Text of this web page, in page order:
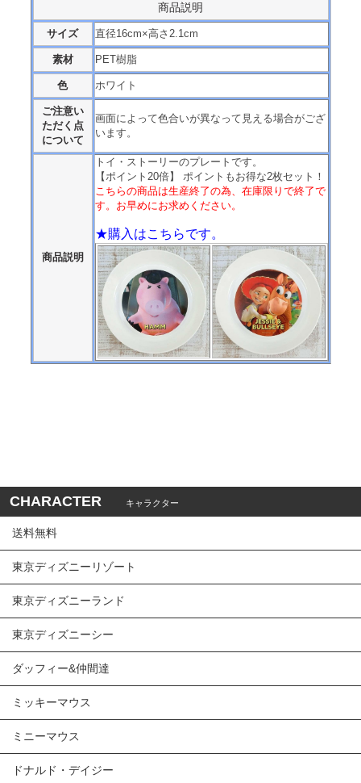
商品説明
サイズ 直径16cm×高さ2.1cm
素材 PET樹脂
色 ホワイト
ご注意い
ただく点
について
画面によって色合いが異なって見える場合がござ
います。
商品説明
トイ・ストーリーのプレートです。
【ポイント20倍】 ポイントもお得な2枚セット！
こちらの商品は生産終了の為、在庫限りで終了で
す。お早めにお求めください。
★購入はこちらです。
CHARACTER キャラクター
送料無料
東京ディズニーリゾート
東京ディズニーランド
東京ディズニーシー
ダッフィー&仲間達
ミッキーマウス
ミニーマウス
ドナルド・デイジー